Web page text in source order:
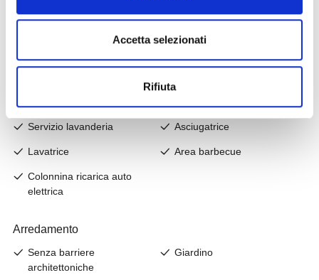
Accetta selezionati
Rifiuta